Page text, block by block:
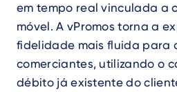
em tempo real vinculada a
móvel. A vPromos torna a
fidelidade mais fluida para
comerciantes, utilizando o
débito já existente do